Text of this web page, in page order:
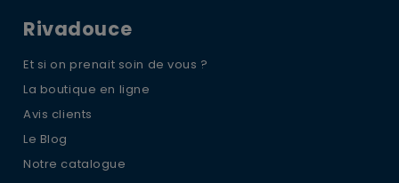
Rivadouce
Et si on prenait soin de vous ?
La boutique en ligne
Avis clients
Le Blog
Notre catalogue